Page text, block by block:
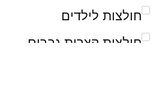
חולצות לילדים
חולצות קצרות גברים